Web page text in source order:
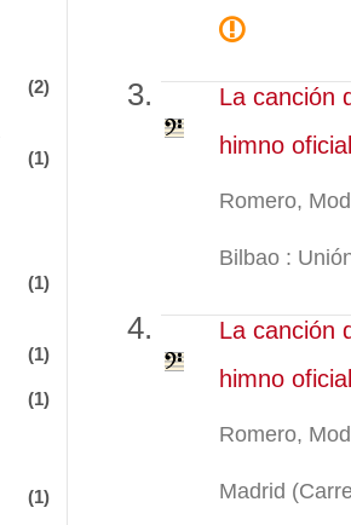
(2)
(1)
(1)
(1)
(1)
(1)
La canción
himno
Romero,
Bilbao :
La canción
himno
Romero,
Madrid